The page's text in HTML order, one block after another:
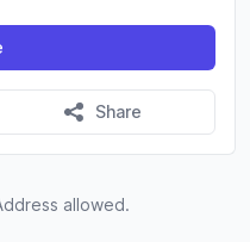
Share
allowed.